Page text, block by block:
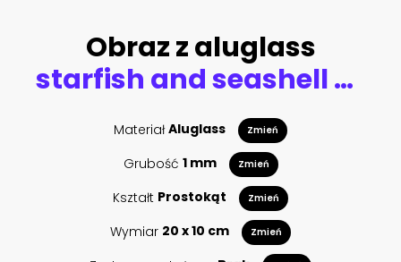
Obraz z aluglass
starfish and seashell on the summer beach in sea water.
MateriałAluglass Zmień
Grubość 1 mm Zmień
Kształt Prostokąt Zmień
Wymiar 20 x 10 cm Zmień